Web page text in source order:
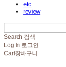
etc
review
Search 검색
Log In 로그인
Cart장바구니